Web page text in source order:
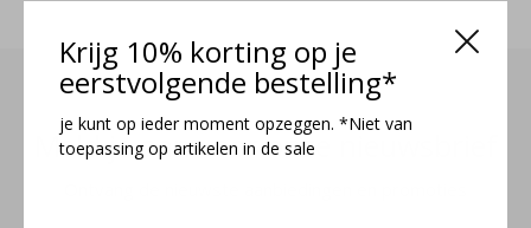
Krijg 10% korting op je
eerstvolgende bestelling*
je kunt op ieder moment opzeggen. *Niet van
toepassing op artikelen in de sale
Meld je aan voor onze nieuwsbrief